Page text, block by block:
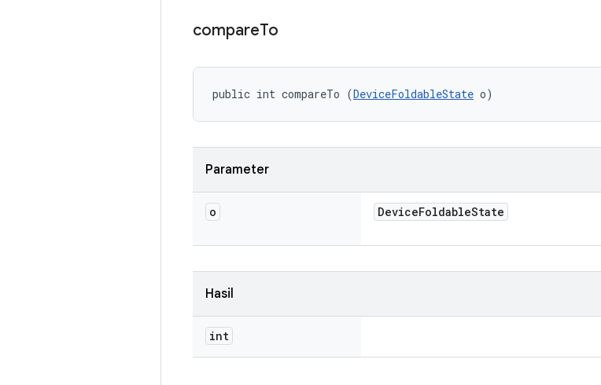
compareTo
public int compareTo (DeviceFoldableState o)
Parameter
o DeviceFoldableState
Hasil
int